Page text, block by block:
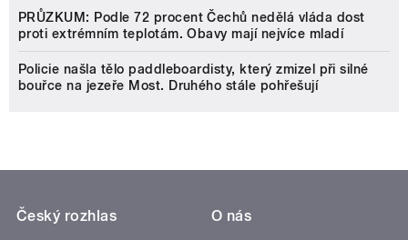
PRŮZKUM: Podle 72 procent Čechů nedělá vláda dost
proti extrémním teplotám. Obavy mají nejvíce mladí
Policie našla tělo paddleboardisty, který zmizel při silné
bouřce na jezeře Most. Druhého stále pohřešují
Český rozhlas
O nás